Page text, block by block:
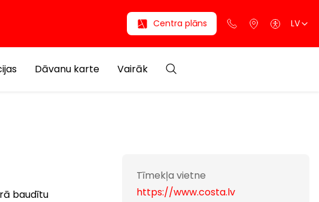
Centra plāns LV
Dāvanu karte Vairāk
baudītu
Tīmekļa vietne
https://www.costa.lv